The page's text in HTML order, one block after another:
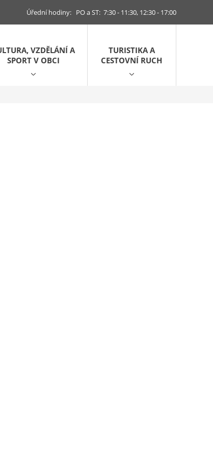
Úřední hodiny: PO a ST: 7:30 - 11:30, 12:30 - 17:00
VZDĚLÁNÍ A
SPORT V OBCI
TURISTIKA A
CESTOVNÍ RUCH